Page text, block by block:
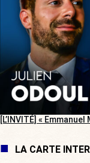
[L’INVITÉ] «
LA CARTE